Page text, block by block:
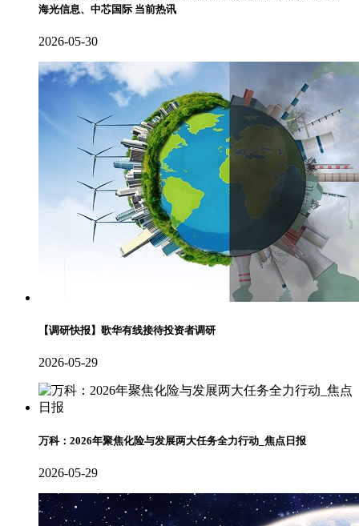
海光信息、中芯国际 当前热讯
2026-05-30
【调研快报】歌华有线接待投资者调研
2026-05-29
万科：2026年聚焦化险与发展两大任务全力行动_焦点日报
2026-05-29